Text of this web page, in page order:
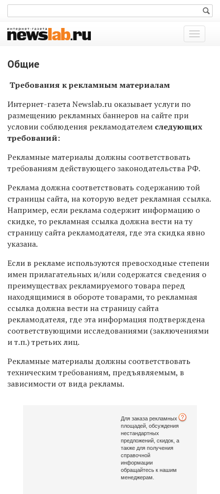
Показать
меню
Общие
Требования к рекламным материалам
Интернет-газета Newslab.ru оказывает услуги по
размещению рекламных баннеров на сайте при
условии соблюдения рекламодателем следующих
требований:
Рекламные материалы должны соответствовать
требованиям действующего законодательства РФ.
Реклама должна соответствовать содержанию той
страницы сайта, на которую ведет рекламная ссылка.
Например, если реклама содержит информацию о
скидке, то рекламная ссылка должна вести на ту
страницу сайта рекламодателя, где эта скидка явно
указана.
Если в рекламе используются превосходные степени
имен прилагательных и/или содержатся сведения о
преимуществах рекламируемого товара перед
находящимися в обороте товарами, то рекламная
ссылка должна вести на страницу сайта
рекламодателя, где эта информация подтверждена
соответствующими исследованиями (заключениями
и т.п.) третьих лиц.
Рекламные материалы должны соответствовать
техническим требованиям, предъявляемым, в
зависимости от вида рекламы.
Для заказа рекламных
площадей, обсуждения
нестандартных
предложений, скидок, а
также для получения
справочной
информации
обращайтесь к нашим
менеджерам.